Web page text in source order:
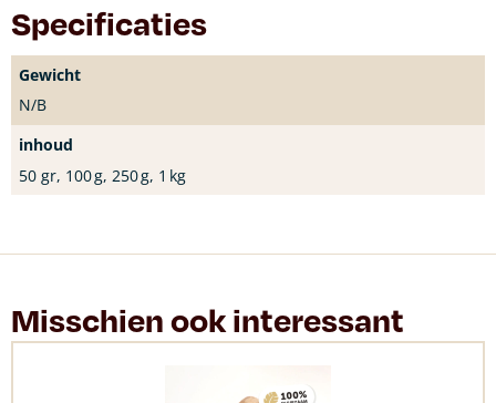
Specificaties
Gewicht
N/B
inhoud
50 gr, 100 g, 250 g, 1 kg
Misschien ook interessant